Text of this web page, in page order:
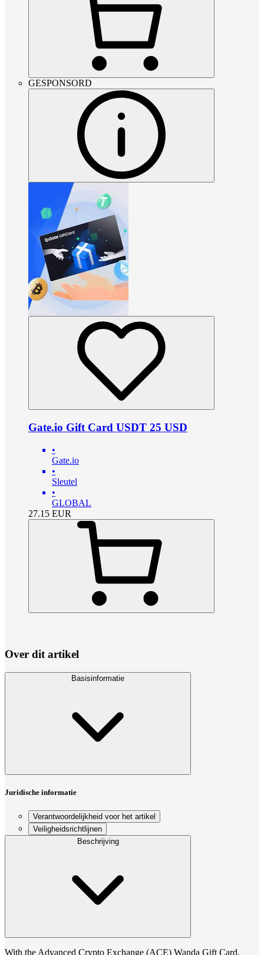
GESPONSORD
Gate.io Gift Card USDT 25 USD
•
Gate.io
•
Sleutel
•
GLOBAL
27.15 EUR
Over dit artikel
Basisinformatie
Juridische informatie
Verantwoordelijkheid voor het artikel
Veiligheidsrichtlijnen
Beschrijving
With the Advanced Crypto Exchange (ACE) Wanda Gift Card,